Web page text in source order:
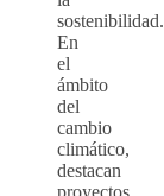
sostenibilidad.
En
el
ámbito
del
cambio
climático,
destacan